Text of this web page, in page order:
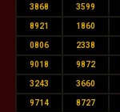
3868 3599
8921 1860
0806 2338
9018 9872
3243 3660
9714 8727